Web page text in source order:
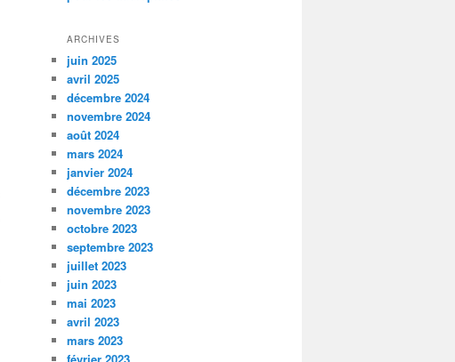
ARCHIVES
juin 2025
avril 2025
décembre 2024
novembre 2024
août 2024
mars 2024
janvier 2024
décembre 2023
novembre 2023
octobre 2023
septembre 2023
juillet 2023
juin 2023
mai 2023
avril 2023
mars 2023